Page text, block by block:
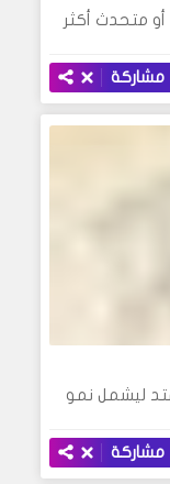
متحدث أكثر
مشاركة
ليشمل نمو
مشاركة